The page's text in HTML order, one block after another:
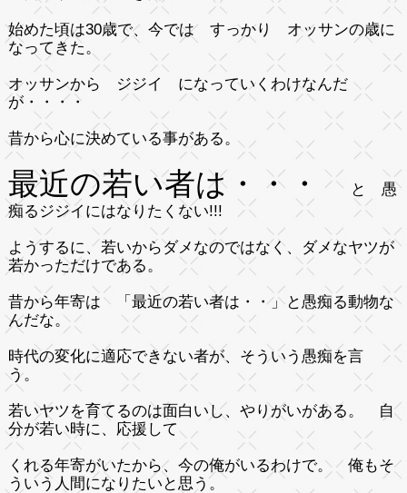
始めた頃は30歳で、今では すっかり オッサンの歳に
なってきた。
オッサンから ジジイ になっていくわけなんだ
が・・・・
昔から心に決めている事がある。
最近の若い者は・・・ と 愚
痴るジジイにはなりたくない!!!
ようするに、若いからダメなのではなく、ダメなヤツが
若かっただけである。
昔から年寄は 「最近の若い者は・・」と愚痴る動物な
んだな。
時代の変化に適応できない者が、そういう愚痴を言
う。
若いヤツを育てるのは面白いし、やりがいがある。 自
分が若い時に、応援して
くれる年寄がいたから、今の俺がいるわけで。 俺もそ
ういう人間になりたいと思う。